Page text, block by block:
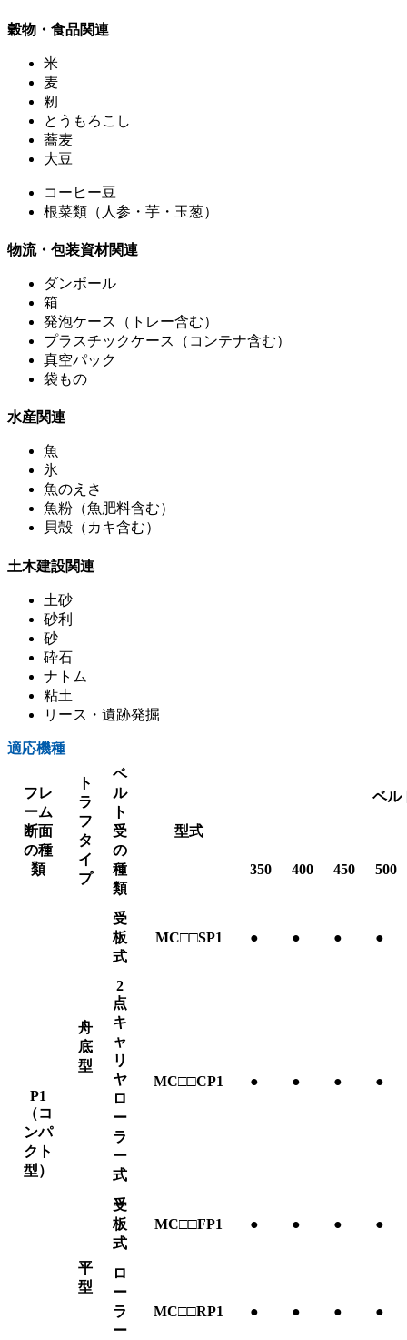
穀物・食品関連
米
麦
籾
とうもろこし
蕎麦
大豆
コーヒー豆
根菜類（人参・芋・玉葱）
物流・包装資材関連
ダンボール
箱
発泡ケース（トレー含む）
プラスチックケース（コンテナ含む）
真空パック
袋もの
水産関連
魚
氷
魚のえさ
魚粉（魚肥料含む）
貝殻（カキ含む）
土木建設関連
土砂
砂利
砂
砕石
ナトム
粘土
リース・遺跡発掘
適応機種
フレ
ーム
断面
の種
類
ト
ラ
フ
タ
イ
プ
ベ
ル
ト
受
の
種
類
型式
ベル
350 400 450 500
P1
（コ
ンパ
クト
型）
舟
底
型
受
板
式
MC□□SP1 ● ● ● ●
2
点
キ
ャ
リ
ヤ
ロ
ー
ラ
ー
式
MC□□CP1 ● ● ● ●
平
型
受
板
式
MC□□FP1 ● ● ● ●
ロ
ー
ラ
ー
MC□□RP1 ● ● ● ●